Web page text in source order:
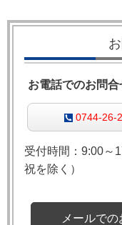
お電話でのお問合
0744-26-
受付時間：9:00～
祝を除く）
メールで